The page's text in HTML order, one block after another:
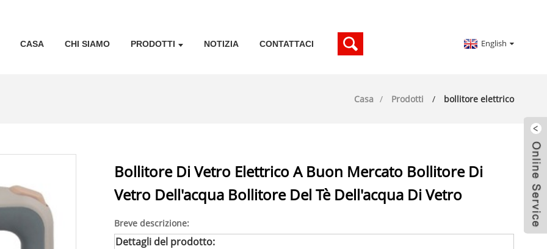
CASA CHI SIAMO PRODOTTI NOTIZIA CONTATTACI English
Casa Prodotti bollitore elettrico
Bollitore Di Vetro Elettrico A Buon Mercato Bollitore Di
Vetro Dell'acqua Bollitore Del Tè Dell'acqua Di Vetro
Breve descrizione:
Dettagli del prodotto: